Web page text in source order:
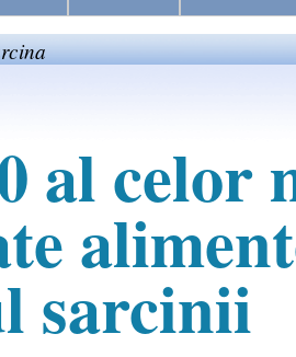
al celor
sarcinii